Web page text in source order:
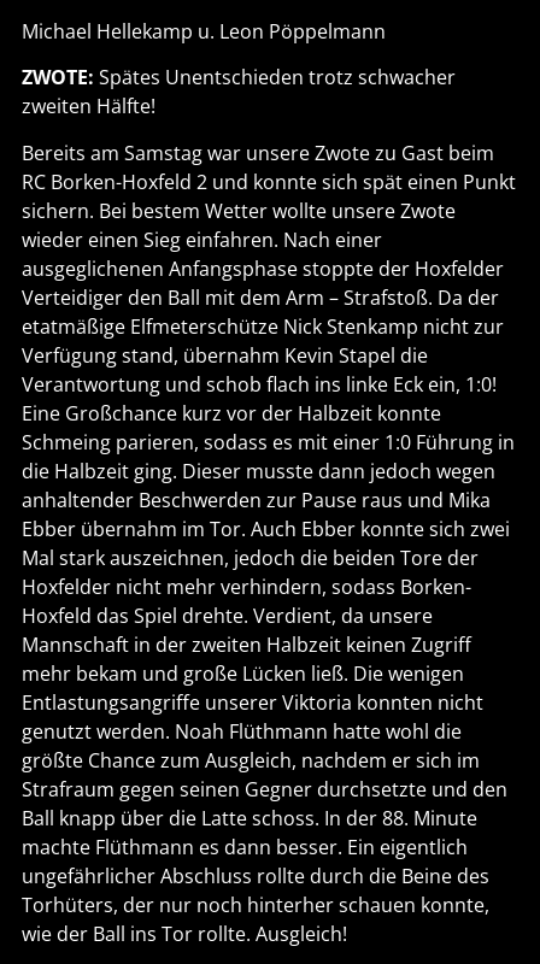
Michael Hellekamp u. Leon Pöppelmann
ZWOTE: Spätes Unentschieden trotz schwacher
zweiten Hälfte!
Bereits am Samstag war unsere Zwote zu Gast beim
RC Borken-Hoxfeld 2 und konnte sich spät einen Punkt
sichern. Bei bestem Wetter wollte unsere Zwote
wieder einen Sieg einfahren. Nach einer
ausgeglichenen Anfangsphase stoppte der Hoxfelder
Verteidiger den Ball mit dem Arm – Strafstoß. Da der
etatmäßige Elfmeterschütze Nick Stenkamp nicht zur
Verfügung stand, übernahm Kevin Stapel die
Verantwortung und schob flach ins linke Eck ein, 1:0!
Eine Großchance kurz vor der Halbzeit konnte
Schmeing parieren, sodass es mit einer 1:0 Führung in
die Halbzeit ging. Dieser musste dann jedoch wegen
anhaltender Beschwerden zur Pause raus und Mika
Ebber übernahm im Tor. Auch Ebber konnte sich zwei
Mal stark auszeichnen, jedoch die beiden Tore der
Hoxfelder nicht mehr verhindern, sodass Borken-
Hoxfeld das Spiel drehte. Verdient, da unsere
Mannschaft in der zweiten Halbzeit keinen Zugriff
mehr bekam und große Lücken ließ. Die wenigen
Entlastungsangriffe unserer Viktoria konnten nicht
genutzt werden. Noah Flüthmann hatte wohl die
größte Chance zum Ausgleich, nachdem er sich im
Strafraum gegen seinen Gegner durchsetzte und den
Ball knapp über die Latte schoss. In der 88. Minute
machte Flüthmann es dann besser. Ein eigentlich
ungefährlicher Abschluss rollte durch die Beine des
Torhüters, der nur noch hinterher schauen konnte,
wie der Ball ins Tor rollte. Ausgleich!